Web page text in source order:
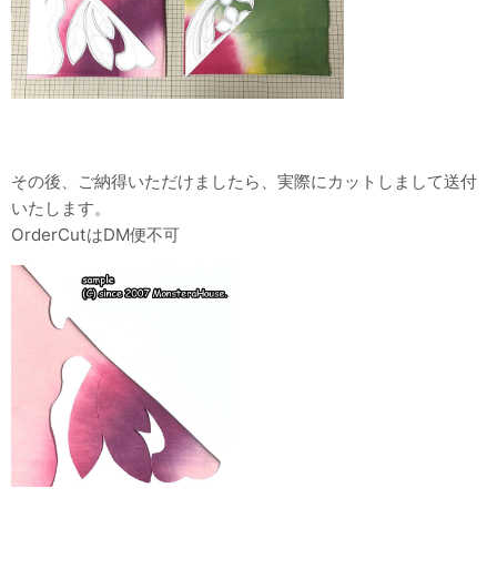
その後、ご納得いただけましたら、実際にカットしまして送付
いたします。
OrderCutはDM便不可